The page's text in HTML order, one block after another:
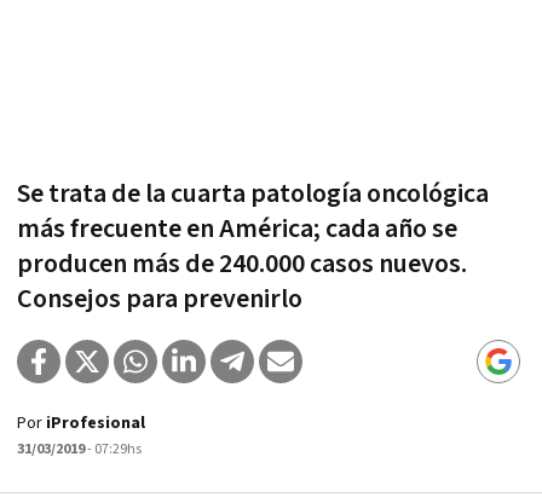
Se trata de la cuarta patología oncológica
más frecuente en América; cada año se
producen más de 240.000 casos nuevos.
Consejos para prevenirlo
Por iProfesional
31/03/2019- 07:29hs